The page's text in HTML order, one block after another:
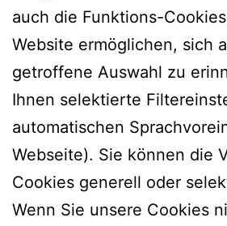
auch die Funktions-
Website ermöglichen, sich
getroffene Auswahl zu
Ihnen selektierte
automatischen
Webseite). Sie können die
Cookies generell oder
Wenn Sie unsere Cookies